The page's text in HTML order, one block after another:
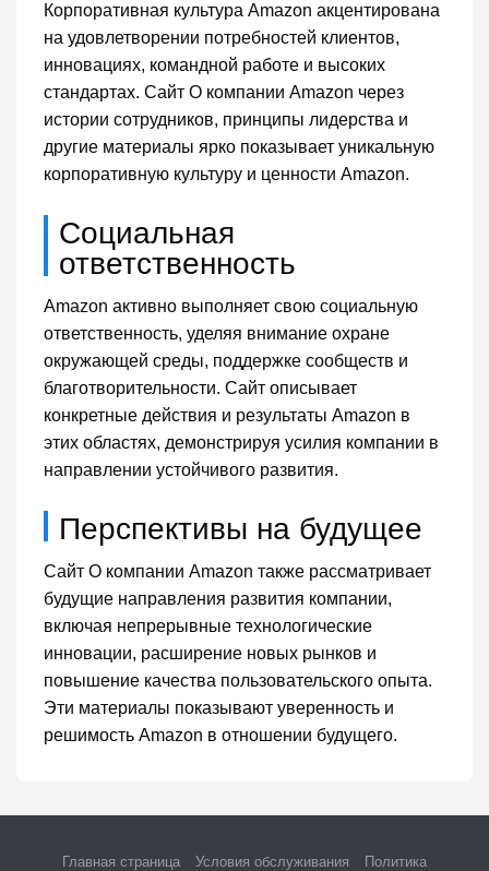
Корпоративная культура Amazon акцентирована
на удовлетворении потребностей клиентов,
инновациях, командной работе и высоких
стандартах. Сайт О компании Amazon через
истории сотрудников, принципы лидерства и
другие материалы ярко показывает уникальную
корпоративную культуру и ценности Amazon.
Социальная
ответственность
Amazon активно выполняет свою социальную
ответственность, уделяя внимание охране
окружающей среды, поддержке сообществ и
благотворительности. Сайт описывает
конкретные действия и результаты Amazon в
этих областях, демонстрируя усилия компании в
направлении устойчивого развития.
Перспективы на будущее
Сайт О компании Amazon также рассматривает
будущие направления развития компании,
включая непрерывные технологические
инновации, расширение новых рынков и
повышение качества пользовательского опыта.
Эти материалы показывают уверенность и
решимость Amazon в отношении будущего.
Главная страница Условия обслуживания Политика